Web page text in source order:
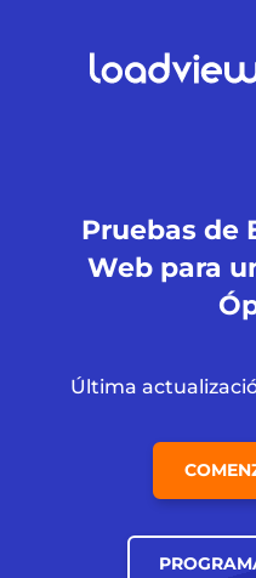
Pruebas de
Web para
Última